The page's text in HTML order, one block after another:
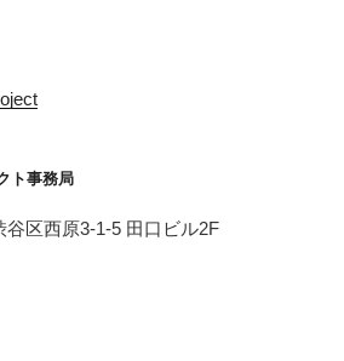
ト事務局
谷区西原3-1-5 田口ビル2F